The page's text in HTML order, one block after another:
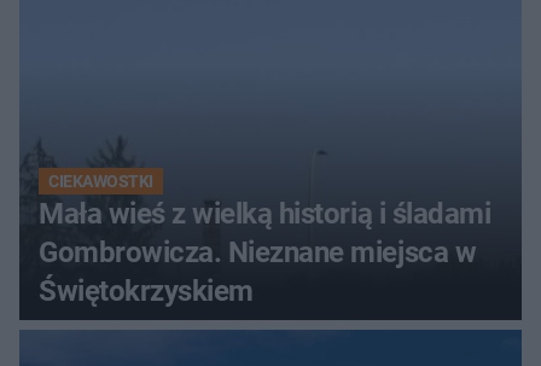
CIEKAWOSTKI
Mała wieś z wielką historią i śladami
Gombrowicza. Nieznane miejsca w
Świętokrzyskiem